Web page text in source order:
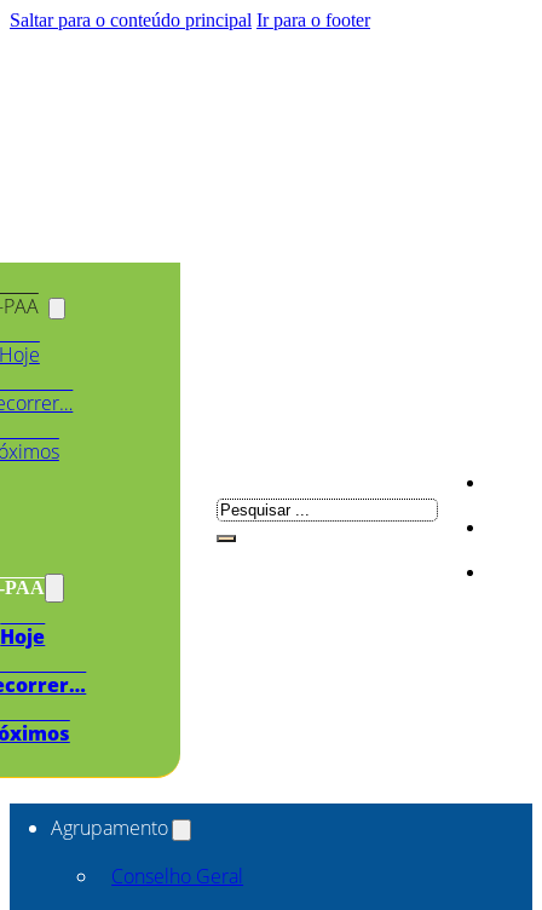
Saltar para o conteúdo principal Ir para o footer
PAA
Hoje
Pesquisar
Agrupamento
Conselho Geral